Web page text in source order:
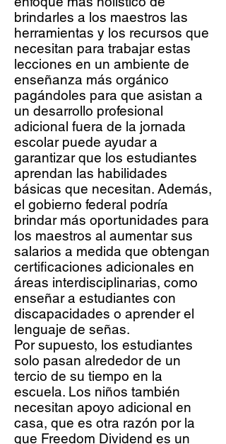
brindarles a los maestros las
herramientas y los recursos que
necesitan para trabajar estas
lecciones en un ambiente de
enseñanza más orgánico
pagándoles para que asistan a
un desarrollo profesional
adicional fuera de la jornada
escolar puede ayudar a
garantizar que los estudiantes
aprendan las habilidades
básicas que necesitan. Además,
el gobierno federal podría
brindar más oportunidades para
los maestros al aumentar sus
salarios a medida que obtengan
certificaciones adicionales en
áreas interdisciplinarias, como
enseñar a estudiantes con
discapacidades o aprender el
lenguaje de señas.
Por supuesto, los estudiantes
solo pasan alrededor de un
tercio de su tiempo en la
escuela. Los niños también
necesitan apoyo adicional en
casa, que es otra razón por la
que Freedom Dividend es un